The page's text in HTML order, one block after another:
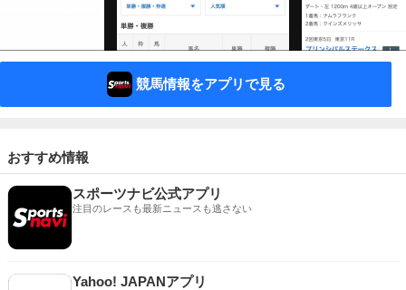
競馬情報をアプリで見る
おすすめ情報
スポーツナビ公式アプリ
注目のレースも最新ニュースも逃さない
Yahoo! JAPANアプリ